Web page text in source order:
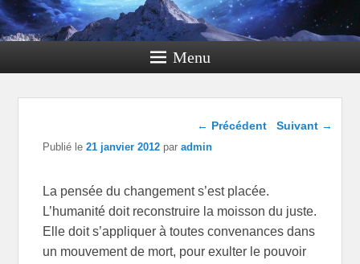
Menu
Navigation dans les
← Précédent Suivant →
Publié le21 janvier 2012 paradmin
La pensée du changement s’est placée.
L’humanité doit reconstruire la moisson du juste.
Elle doit s’appliquer à toutes convenances dans
un mouvement de mort, pour exulter le pouvoir